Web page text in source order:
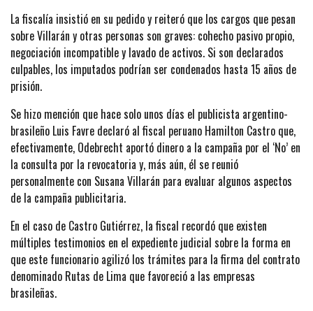
La fiscalía insistió en su pedido y reiteró que los cargos que pesan
sobre Villarán y otras personas son graves: cohecho pasivo propio,
negociación incompatible y lavado de activos. Si son declarados
culpables, los imputados podrían ser condenados hasta 15 años de
prisión.
Se hizo mención que hace solo unos días el publicista argentino-
brasileño Luis Favre declaró al fiscal peruano Hamilton Castro que,
efectivamente, Odebrecht aportó dinero a la campaña por el ‘No’ en
la consulta por la revocatoria y, más aún, él se reunió
personalmente con Susana Villarán para evaluar algunos aspectos
de la campaña publicitaria.
En el caso de Castro Gutiérrez, la fiscal recordó que existen
múltiples testimonios en el expediente judicial sobre la forma en
que este funcionario agilizó los trámites para la firma del contrato
denominado Rutas de Lima que favoreció a las empresas
brasileñas.